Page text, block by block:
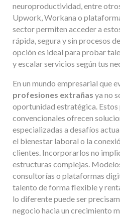
neuroproductividad, entre
Upwork, Workana o
sector permiten acceder a
rápida, segura y sin procesos
opción es ideal para probar
y escalar servicios según tus
En un mundo empresarial que
profesiones extrañas ya no
oportunidad estratégica.
convencionales ofrecen
especializadas a desafíos
el bienestar laboral o la
clientes. Incorporarlos no
estructuras complejas.
consultorías o plataformas
talento de forma flexible y
lo diferente puede ser
negocio hacia un crecimiento